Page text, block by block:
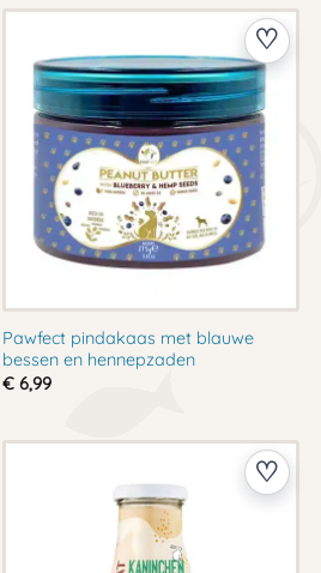
Pawfect pindakaas met blauwe
bessen en hennepzaden
€ 6,99